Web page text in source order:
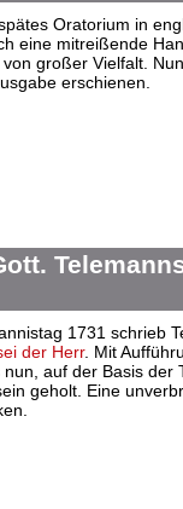
Oratorium in
eine mitreißende
von großer Vielfalt.
erschienen.
1731 schrieb
der Herr. Mit
auf der Basis der
geholt. Eine